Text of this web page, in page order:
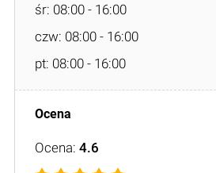
śr: 08:00 - 16:00
czw: 08:00 - 16:00
pt: 08:00 - 16:00
Ocena: 4.6